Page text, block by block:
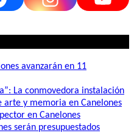
avanzarán en 11
La conmovedora instalación
arte y memoria en Canelones
en Canelones
serán presupuestados